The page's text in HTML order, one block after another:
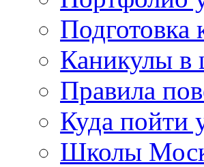
Подготовка
Каникулы в
Правила
Куда пойти
Школы